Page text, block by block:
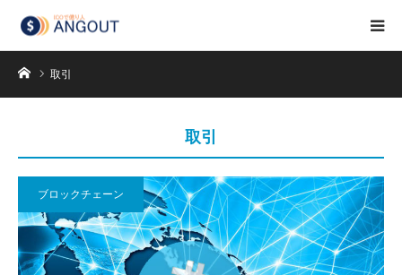
ホーム取引
取引
ブロックチェーン